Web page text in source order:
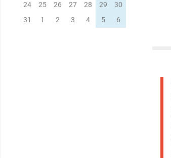
24
25 26 27 28 29
30
31
1 2 3 4 5 6